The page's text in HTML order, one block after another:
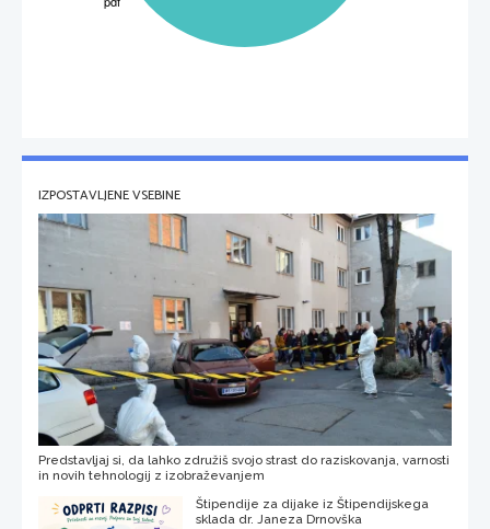
IZPOSTAVLJENE VSEBINE
Predstavljaj si, da lahko združiš svojo strast do raziskovanja, varnosti
in novih tehnologij z izobraževanjem
Štipendije za dijake iz Štipendijskega
sklada dr. Janeza Drnovška